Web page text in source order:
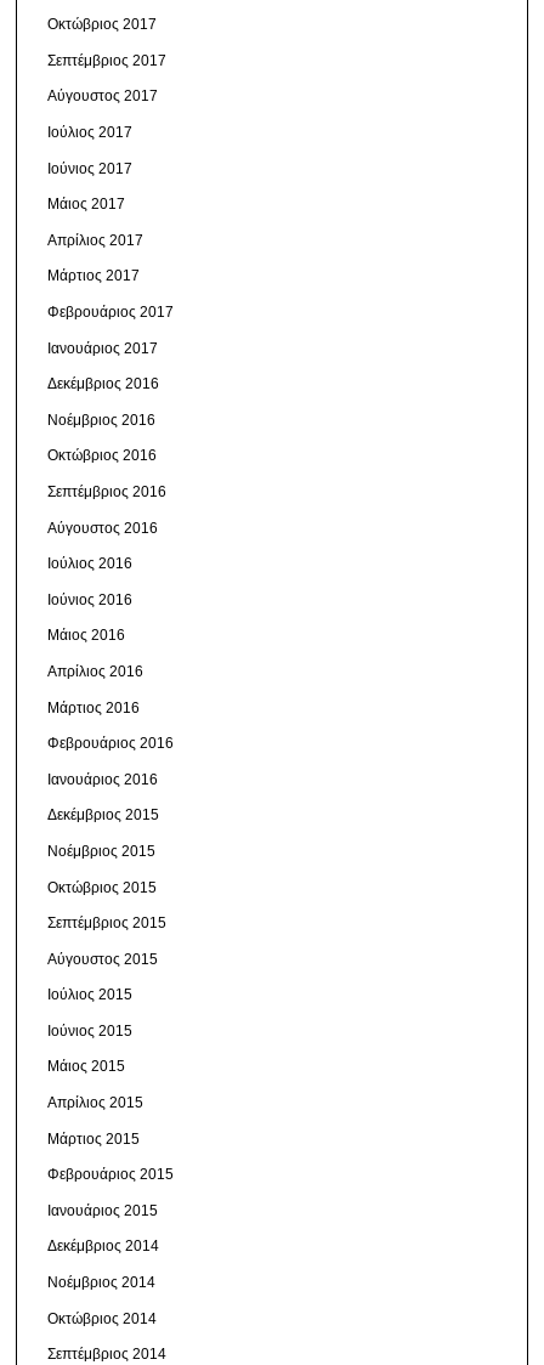
Οκτώβριος 2017
Σεπτέμβριος 2017
Αύγουστος 2017
Ιούλιος 2017
Ιούνιος 2017
Μάιος 2017
Απρίλιος 2017
Μάρτιος 2017
Φεβρουάριος 2017
Ιανουάριος 2017
Δεκέμβριος 2016
Νοέμβριος 2016
Οκτώβριος 2016
Σεπτέμβριος 2016
Αύγουστος 2016
Ιούλιος 2016
Ιούνιος 2016
Μάιος 2016
Απρίλιος 2016
Μάρτιος 2016
Φεβρουάριος 2016
Ιανουάριος 2016
Δεκέμβριος 2015
Νοέμβριος 2015
Οκτώβριος 2015
Σεπτέμβριος 2015
Αύγουστος 2015
Ιούλιος 2015
Ιούνιος 2015
Μάιος 2015
Απρίλιος 2015
Μάρτιος 2015
Φεβρουάριος 2015
Ιανουάριος 2015
Δεκέμβριος 2014
Νοέμβριος 2014
Οκτώβριος 2014
Σεπτέμβριος 2014